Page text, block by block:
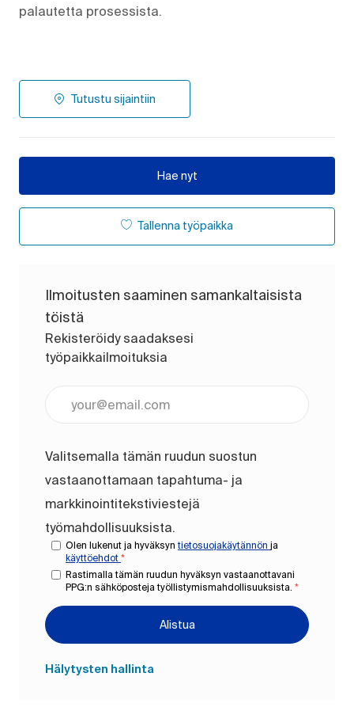
palautetta prosessista.
Tutustu sijaintiin
Hae nyt
Tallenna työpaikka
Ilmoitusten saaminen samankaltaisista
töistä
Rekisteröidy saadaksesi
työpaikkailmoituksia
Valitsemalla tämän ruudun suostun
vastaanottamaan tapahtuma- ja
markkinointitekstiviestejä
työmahdollisuuksista.
Olen lukenut ja hyväksyntietosuojakäytännön ja
käyttöehdot *
Rastimalla tämän ruudun hyväksyn vastaanottavani
PPG:n sähköposteja työllistymismahdollisuuksista. *
Alistua
Hälytysten hallinta